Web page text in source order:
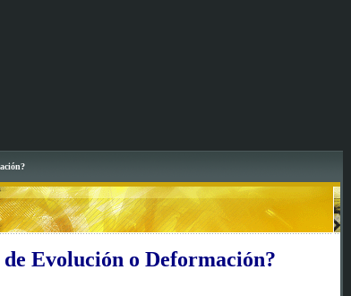
Evolución o Deformación?